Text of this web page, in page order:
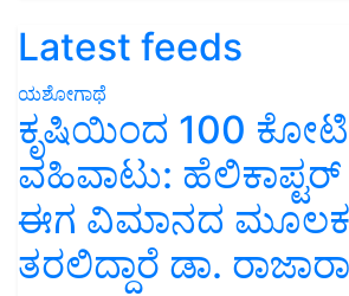
Latest feeds
ಯಶೋಗಾಥೆ
ಕೃಷಿಯಿಂದ 100 ಕೋಟಿ
ವಹಿವಾಟು:
ಈಗ ವಿಮಾನದ ಮೂಲಕ
ತರಲಿದ್ದಾರೆ ಡಾ.